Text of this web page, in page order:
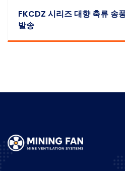
FKCDZ 시리즈 대향 축류 송
발송